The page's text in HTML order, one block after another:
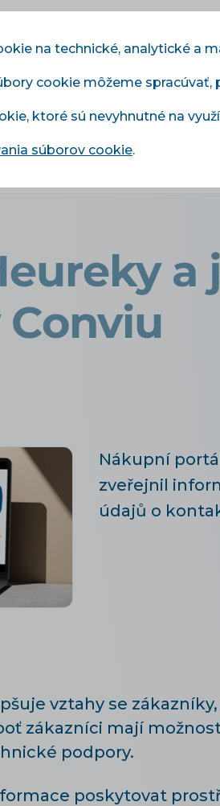
a
Nákupní
zveřejnil
údajů o
vztahy se
zákazníci mají
podpory.
poskytovat
na technické, analytické a
cookie môžeme spracúvať,
ktoré sú nevyhnutné na
súborov cookie.